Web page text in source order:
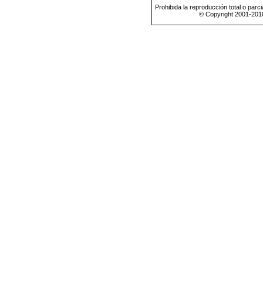
Prohibida la reproducción total o
© Copyright 2001-